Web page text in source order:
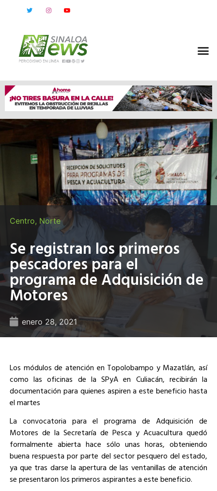
Centro, Norte
Se registran los primeros
pescadores para el
programa de Adquisición de
Motores
enero 28, 2021
Los módulos de atención en Topolobampo y Mazatlán, así
como las oficinas de la SPyA en Culiacán, recibirán la
documentación para quienes aspiren a este beneficio hasta
el martes
La convocatoria para el programa de Adquisición de
Motores de la Secretaría de Pesca y Acuacultura quedó
formalmente abierta hace sólo unas horas, obteniendo
buena respuesta por parte del sector pesquero del estado,
ya que tras darse la apertura de las ventanillas de atención
se presentaron los primeros aspirantes a este beneficio.